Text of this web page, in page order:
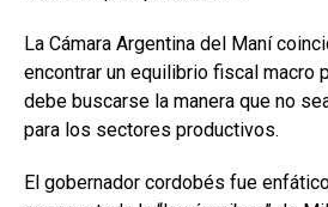
La Cámara Argentina del Maní
encontrar un equilibrio fiscal macro
debe buscarse la manera que no
para los sectores productivos.
El gobernador cordobés fue